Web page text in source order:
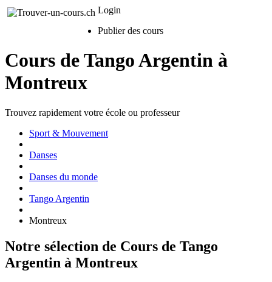
Login
Publier des cours
Cours de Tango Argentin à
Montreux
Trouvez rapidement votre école ou professeur
Sport & Mouvement
Danses
Danses du monde
Tango Argentin
Montreux
Notre sélection de Cours de Tango
Argentin à Montreux